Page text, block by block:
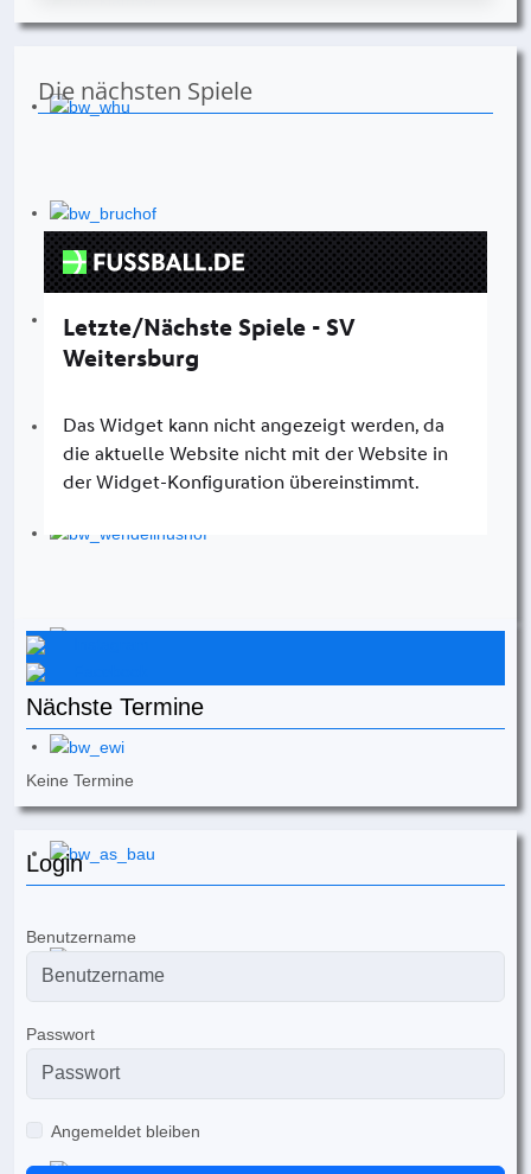
Die nächsten Spiele
Nächste Termine
Keine Termine
Login
Benutzername
Passwort
Angemeldet bleiben